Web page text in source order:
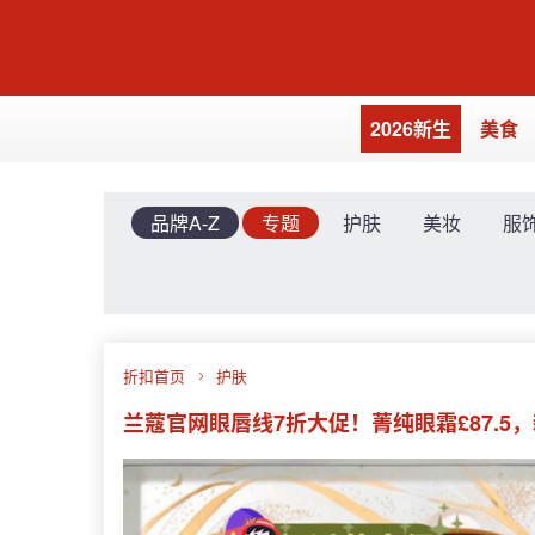
2026新生 美食
品牌A-Z 专题 护肤 美妆 服
折扣首页 护肤
兰蔻官网眼唇线7折大促！菁纯眼霜£87.5